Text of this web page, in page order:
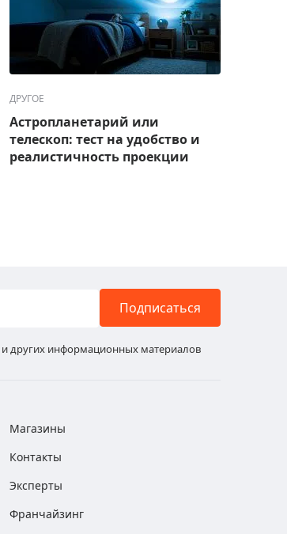
ДРУГОЕ
Астропланетарий или
телескоп: тест на удобство и
реалистичность проекции
Подписаться
других информационных материалов
Магазины
Контакты
Эксперты
Франчайзинг